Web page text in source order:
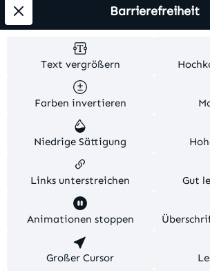
Info
Alle Preise inkl. gesetzl.
Versandkosten . Alle
Herstellerangaben und ohne
© 2026 MKV24 – Alle Rechte
TC-Innovations
Text vergrößern
Farben invertieren
Niedrige Sättigung
Links unterstreichen Gut
Animationen stoppen
Großer Cursor
Barrierefreiheit
Diese Website verwendet Cookies, um
Erfahrung bieten zu können.
Nur technisch
Konfigurieren